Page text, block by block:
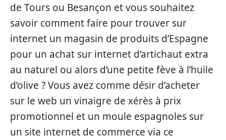
de Tours ou Besançon et vous souhaitez
savoir comment faire pour trouver sur
internet un magasin de produits d’Espagne
pour un achat sur internet d’artichaut extra
au naturel ou alors d’une petite fève à l’huile
d’olive ? Vous avez comme désir d’acheter
sur le web un vinaigre de xérès à prix
promotionnel et un moule espagnoles sur
un site internet de commerce via ce